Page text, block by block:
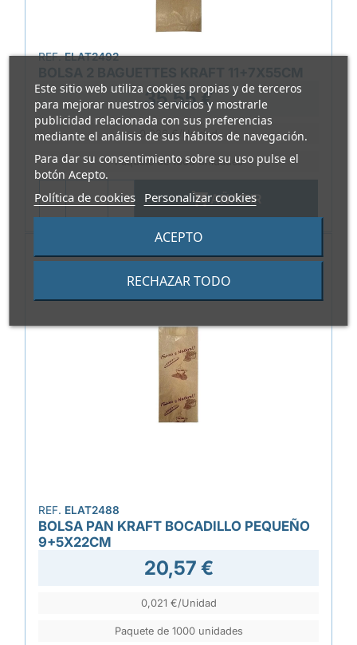
Este sitio web utiliza cookies propias y de terceros
para mejorar nuestros servicios y mostrarle
publicidad relacionada con sus preferencias
mediante el análisis de sus hábitos de navegación.
Para dar su consentimiento sobre su uso pulse el
botón Acepto.
Política de cookies Personalizar cookies
RECHAZAR TODO
ACEPTO
REF.ELAT2492
35,55 €
0,036 €/Unidad
Paquete de 1000 unidades
AÑADIR
REF. ELAT2488
BOLSA PAN KRAFT BOCADILLO PEQUEÑO
9+5X22CM
20,57 €
0,021 €/Unidad
Paquete de 1000 unidades